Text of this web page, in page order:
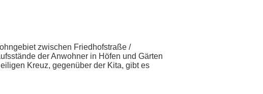
zwischen Friedhofstraße /
der Anwohner in Höfen und Gärten
Kreuz, gegenüber der Kita, gibt es